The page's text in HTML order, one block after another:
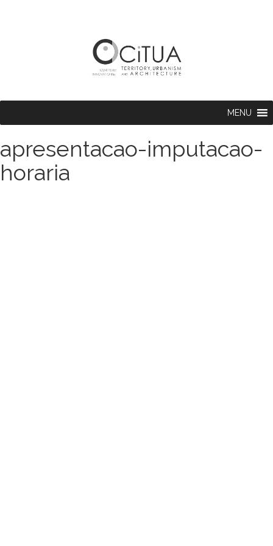
MENU
apresentacao-imputacao-
horaria